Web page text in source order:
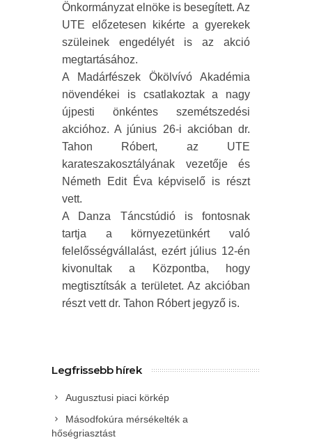
Önkormányzat elnöke is besegített. Az
UTE előzetesen kikérte a gyerekek
szüleinek engedélyét is az akció
megtartásához.
A Madárfészek Ökölvívó Akadémia
növendékei is csatlakoztak a nagy
újpesti önkéntes szemétszedési
akcióhoz. A június 26-i akcióban dr.
Tahon Róbert, az UTE
karateszakosztályának vezetője és
Németh Edit Éva képviselő is részt
vett.
A Danza Táncstúdió is fontosnak
tartja a környezetünkért való
felelősségvállalást, ezért július 12-én
kivonultak a Központba, hogy
megtisztítsák a területet. Az akcióban
részt vett dr. Tahon Róbert jegyző is.
Legfrissebb hírek
Augusztusi piaci körkép
Másodfokúra mérsékelték a
hőségriasztást